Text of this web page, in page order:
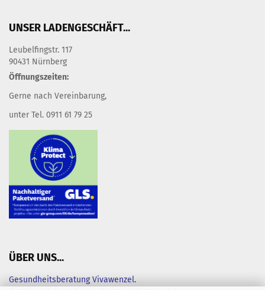
UNSER LADENGESCHÄFT...
Leubelfingstr. 117
90431 Nürnberg
Öffnungszeiten:
Gerne nach Vereinbarung,
unter Tel. 0911 61 79 25
ÜBER UNS...
Gesundheitsberatung Vivawenzel.